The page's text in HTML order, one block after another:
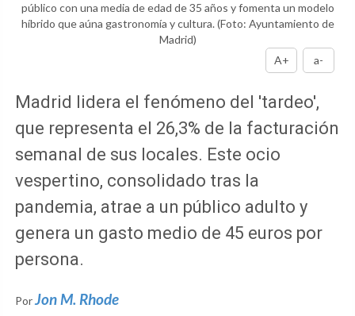
público con una media de edad de 35 años y fomenta un modelo
híbrido que aúna gastronomía y cultura.(Foto: Ayuntamiento de
Madrid)
A+
a-
Madrid lidera el fenómeno del 'tardeo',
que representa el 26,3% de la facturación
semanal de sus locales. Este ocio
vespertino, consolidado tras la
pandemia, atrae a un público adulto y
genera un gasto medio de 45 euros por
persona.
PorJon M. Rhode